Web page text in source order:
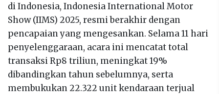
di Indonesia, Indonesia International Motor
Show (IIMS) 2025, resmi berakhir dengan
pencapaian yang mengesankan. Selama 11 hari
penyelenggaraan, acara ini mencatat total
transaksi Rp8 triliun, meningkat 19%
dibandingkan tahun sebelumnya, serta
membukukan 22.322 unit kendaraan terjual